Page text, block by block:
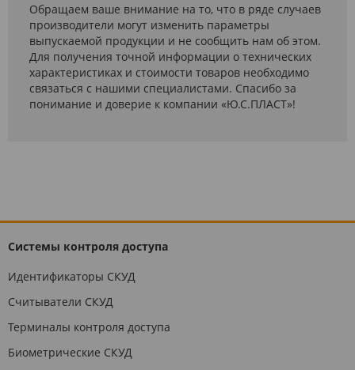
Обращаем ваше внимание на то, что в ряде случаев
производители могут изменить параметры
выпускаемой продукции и не сообщить нам об этом.
Для получения точной информации о технических
характеристиках и стоимости товаров необходимо
связаться с нашими специалистами. Спасибо за
понимание и доверие к компании «Ю.С.ПЛАСТ»!
Системы контроля доступа
Идентификаторы СКУД
Считыватели СКУД
Терминалы контроля доступа
Биометрические СКУД